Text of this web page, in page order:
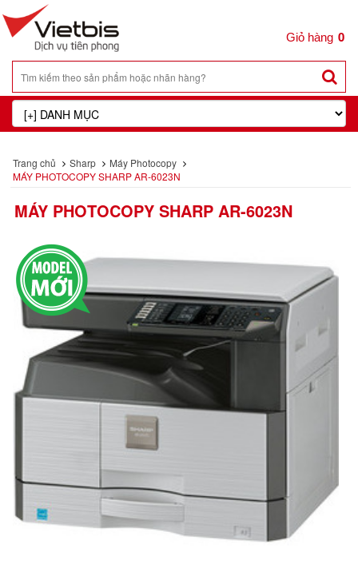
0
Trang chủ Sharp
Máy Photocopy
MÁY PHOTOCOPY SHARP AR-6023N
MÁY PHOTOCOPY SHARP AR-6023N